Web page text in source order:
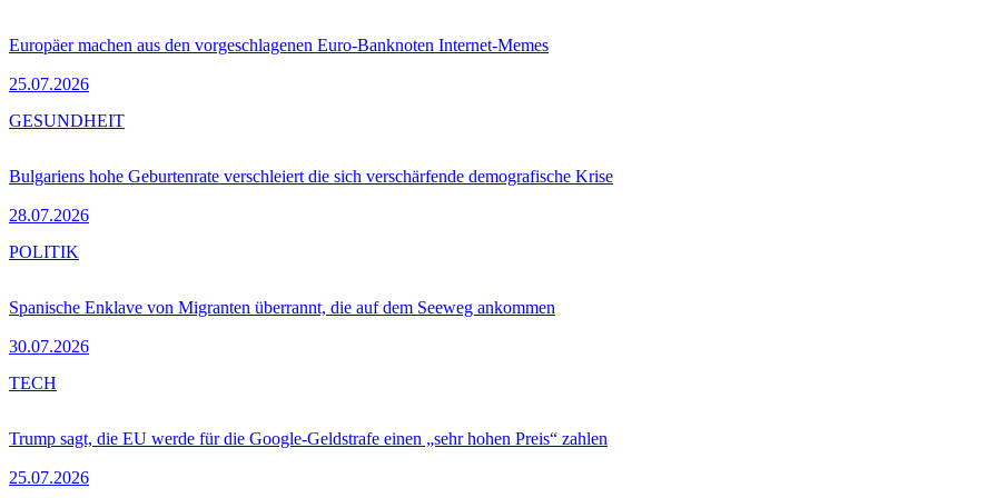
Europäer machen aus den vorgeschlagenen Euro-Banknoten Internet-Memes
25.07.2026
Bulgariens hohe Geburtenrate verschleiert die sich verschärfende demografische Krise
28.07.2026
GESUNDHEIT
Spanische Enklave von Migranten überrannt, die auf dem Seeweg ankommen
30.07.2026
POLITIK
Trump sagt, die EU werde für die Google-Geldstrafe einen „sehr hohen Preis“ zahlen
25.07.2026
TECH